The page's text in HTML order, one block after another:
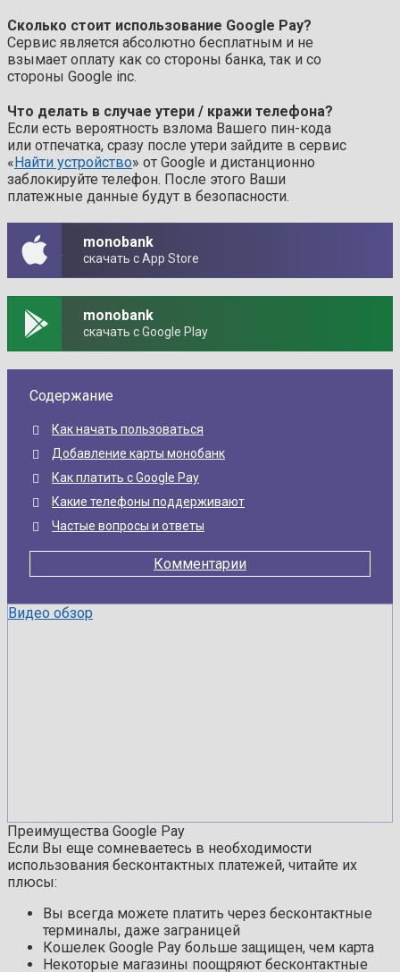
Сколько стоит использование Google Pay?
Сервис является абсолютно бесплатным и не
взымает оплату как со стороны банка, так и со
стороны Google inc.
Что делать в случае утери / кражи телефона?
Если есть вероятность взлома Вашего пин-кода
или отпечатка, сразу после утери зайдите в сервис
«Найти устройство» от Google и дистанционно
заблокируйте телефон. После этого Ваши
платежные данные будут в безопасности.
monobank
скачать с App Store
monobank
скачать с Google Play
Содержание
Как начать пользоваться
Добавление карты монобанк
Как платить с Google Pay
Какие телефоны поддерживают
Частые вопросы и ответы
Комментарии
Видео обзор
Преимущества Google Pay
Если Вы еще сомневаетесь в необходимости
использования бесконтактных платежей, читайте их
плюсы:
Вы всегда можете платить через бесконтактные
терминалы, даже заграницей
Кошелек Google Pay больше защищен, чем карта
Некоторые магазины поощряют бесконтактные